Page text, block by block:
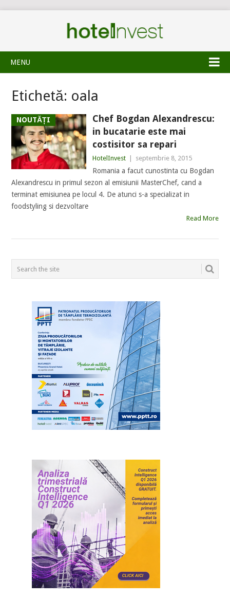
MENU
Etichetă: oala
NOUTĂȚI
Chef Bogdan Alexandrescu:
in bucatarie este mai
costisitor sa repari
HotelInvest septembrie 8, 2015
Romania a facut cunostinta cu Bogdan
Alexandrescu in primul sezon al emisiunii MasterChef, cand a
terminat emisiunea pe locul 4. De atunci s-a specializat in
foodstyling si dezvoltare
Read More
POSTS
NAVIGATION